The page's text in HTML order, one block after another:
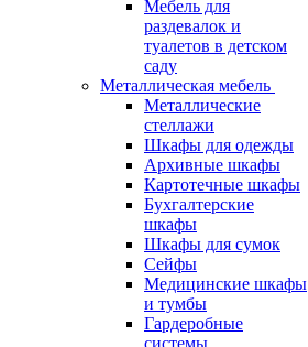
Мебель для
раздевалок и
туалетов в детском
саду
Металлическая мебель
Металлические
стеллажи
Шкафы для одежды
Архивные шкафы
Картотечные шкафы
Бухгалтерские
шкафы
Шкафы для сумок
Сейфы
Медицинские шкафы
и тумбы
Гардеробные
системы